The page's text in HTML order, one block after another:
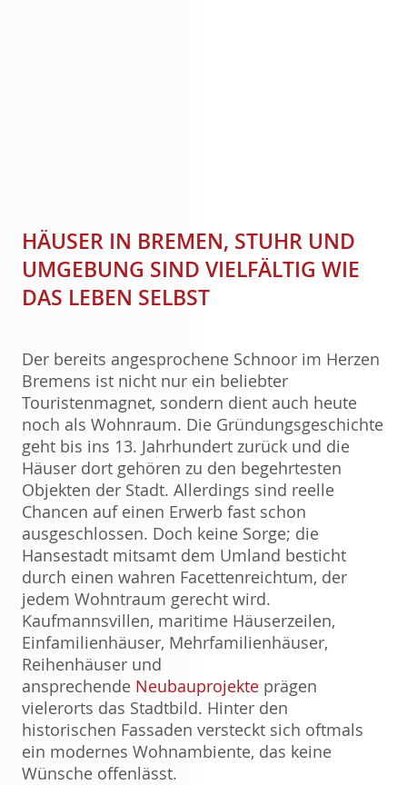
HÄUSER IN BREMEN, STUHR UND
UMGEBUNG SIND VIELFÄLTIG WIE
DAS LEBEN SELBST
Der bereits angesprochene Schnoor im Herzen
Bremens ist nicht nur ein beliebter
Touristenmagnet, sondern dient auch heute
noch als Wohnraum. Die Gründungsgeschichte
geht bis ins 13. Jahrhundert zurück und die
Häuser dort gehören zu den begehrtesten
Objekten der Stadt. Allerdings sind reelle
Chancen auf einen Erwerb fast schon
ausgeschlossen. Doch keine Sorge; die
Hansestadt mitsamt dem Umland besticht
durch einen wahren Facettenreichtum, der
jedem Wohntraum gerecht wird.
Kaufmannsvillen, maritime Häuserzeilen,
Einfamilienhäuser, Mehrfamilienhäuser,
Reihenhäuser und
ansprechende Neubauprojekte prägen
vielerorts das Stadtbild. Hinter den
historischen Fassaden versteckt sich oftmals
ein modernes Wohnambiente, das keine
Wünsche offenlässt.